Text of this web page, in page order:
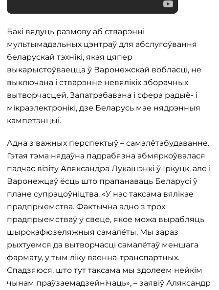
Бакі вядуць размову аб стварэнні
мультымадальных цэнтраў для абслугоўвання
беларускай тэхнікі, якая цяпер
выкарыстоўваецца ў Варонежскай вобласці, не
выключана і стварэнне невялікіх зборачных
вытворчасцей. Запатрабавана і сфера радыё- і
мікраэлектронікі, дзе Беларусь мае нядрэнныя
кампетэнцыі.
Адна з важных перспектыў – самалётабудаванне.
Гэтая тэма нядаўна падрабязна абмяркоўвалася
падчас візіту Аляксандра Лукашэнкі ў Іркуцк, але і
Варонежцаў ёсць што прапанаваць Беларусі ў
плане супрацоўніцтва. «У нас таксама вялікае
прадпрыемства. Фактычна адно з трох
прадпрыемстваў у свеце, якое можа вырабляць
шырокафюзеляжныя самалёты. Мы зараз
рыхтуемся да вытворчасці самалётаў меншага
фармату, у тым ліку ваенна-транспартных.
Спадзяюся, што тут таксама мы здолеем нейкім
чынам праўзаемадзейнічаць», – заявіў Аляксандр